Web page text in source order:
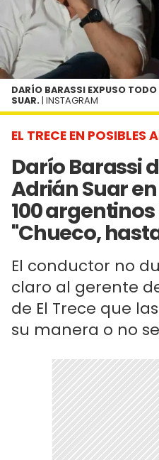
EL TRECE EN POSIBLES
Darío Barassi
Adrián Suar
100
"Chueco,
El conductor no
claro al gerente
de El Trece que
su manera o no
DARÍO BARASSI EXPUSO
SUAR. | INSTAGRAM